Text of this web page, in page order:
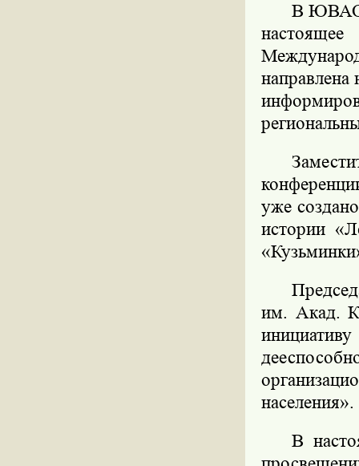
В ЮВАО
направлена
уже
истории
им. Акад.
населения».
В